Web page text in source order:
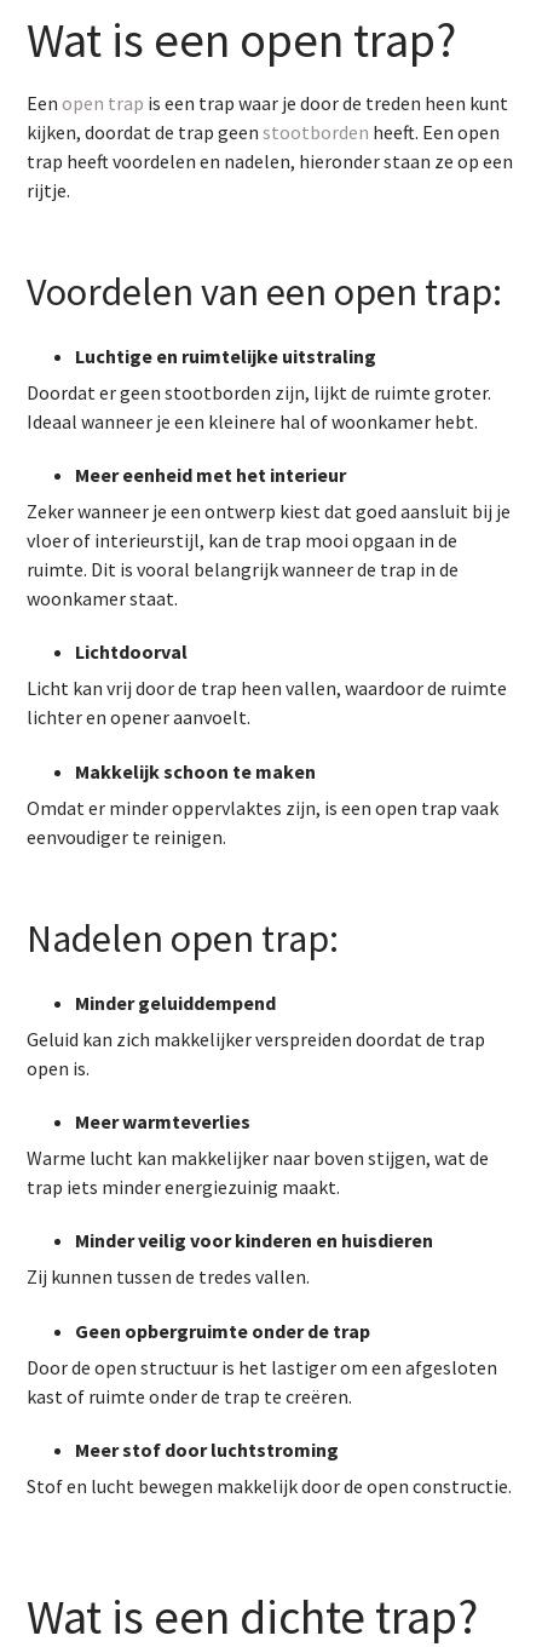
Wat is een open trap?
Eenopen trap is een trap waar je door de treden heen kunt
kijken, doordat de trap geenstootborden heeft. Een open
trap heeft voordelen en nadelen, hieronder staan ze op een
rijtje.
Voordelen van een open trap:
Luchtige en ruimtelijke uitstraling
Doordat er geen stootborden zijn, lijkt de ruimte groter.
Ideaal wanneer je een kleinere hal of woonkamer hebt.
Meer eenheid met het interieur
Zeker wanneer je een ontwerp kiest dat goed aansluit bij je
vloer of interieurstijl, kan de trap mooi opgaan in de
ruimte. Dit is vooral belangrijk wanneer de trap in de
woonkamer staat.
Lichtdoorval
Licht kan vrij door de trap heen vallen, waardoor de ruimte
lichter en opener aanvoelt.
Makkelijk schoon te maken
Omdat er minder oppervlaktes zijn, is een open trap vaak
eenvoudiger te reinigen.
Nadelen open trap:
Minder geluiddempend
Geluid kan zich makkelijker verspreiden doordat de trap
open is.
Meer warmteverlies
Warme lucht kan makkelijker naar boven stijgen, wat de
trap iets minder energiezuinig maakt.
Minder veilig voor kinderen en huisdieren
Zij kunnen tussen de tredes vallen.
Geen opbergruimte onder de trap
Door de open structuur is het lastiger om een afgesloten
kast of ruimte onder de trap te creëren.
Meer stof door luchtstroming
Stof en lucht bewegen makkelijk door de open constructie.
Wat is een dichte trap?